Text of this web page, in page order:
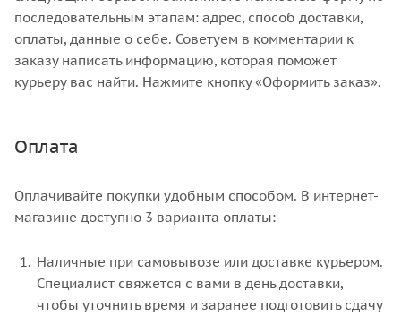
последовательным этапам: адрес, способ доставки,
оплаты, данные о себе. Советуем в комментарии к
заказу написать информацию, которая поможет
курьеру вас найти. Нажмите кнопку «Оформить заказ».
Оплата
Оплачивайте покупки удобным способом. В интернет-
магазине доступно 3 варианта оплаты:
Наличные при самовывозе или доставке курьером.
Специалист свяжется с вами в день доставки,
чтобы уточнить время и заранее подготовить сдачу